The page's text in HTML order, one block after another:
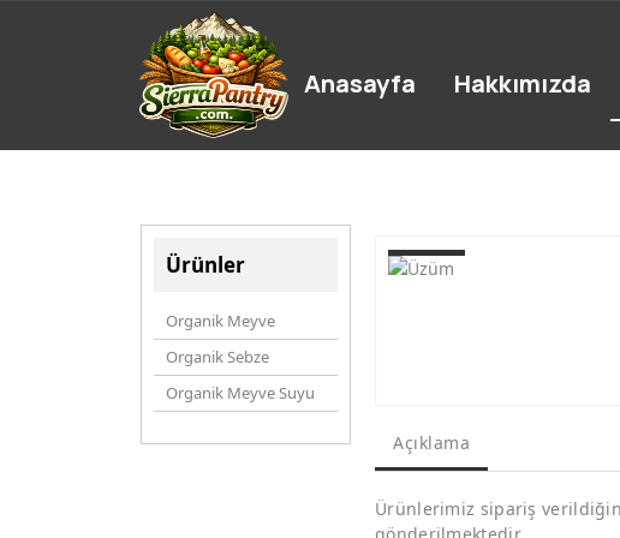
Ürünler
Organik Meyve
Organik Sebze
Organik Meyve Suyu
Açıklama
Ürünlerimiz sipariş
Anasayfa Hakkımızda